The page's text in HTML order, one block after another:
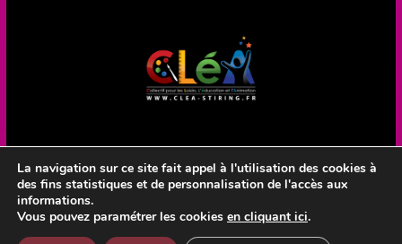
Réalisation Frédéric Amella - CLéA Stiring-Wendel - Hébergé
en France par OVH
La navigation sur ce site fait appel à l'utilisation des cookies à
des fins statistiques et de personnalisation de l'accès aux
informations.
Vous pouvez paramétrer les cookies en cliquant ici.